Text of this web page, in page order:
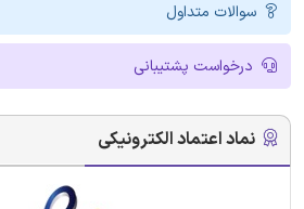
سوالات متداول
درخواست پشتیبانی
نماد اعتماد الکترونیکی